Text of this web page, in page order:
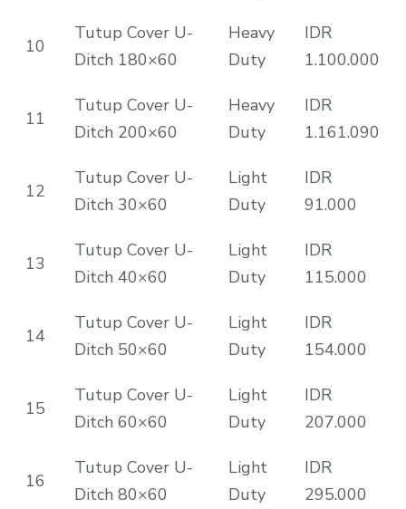
10
Tutup Cover U-
Ditch 180×60
Heavy
Duty
IDR
1.100.000
11
Tutup Cover U-
Ditch 200×60
Heavy
Duty
IDR
1.161.090
12
Tutup Cover U-
Ditch 30×60
Light
Duty
IDR
91.000
13
Tutup Cover U-
Ditch 40×60
Light
Duty
IDR
115.000
14
Tutup Cover U-
Ditch 50×60
Light
Duty
IDR
154.000
15
Tutup Cover U-
Ditch 60×60
Light
Duty
IDR
207.000
16
Tutup Cover U-
Ditch 80×60
Light
Duty
IDR
295.000